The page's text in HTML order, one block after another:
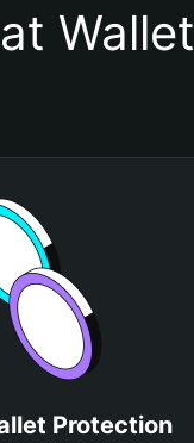
Wallet
Protection